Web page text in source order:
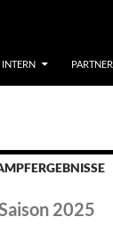
INTERN
2025